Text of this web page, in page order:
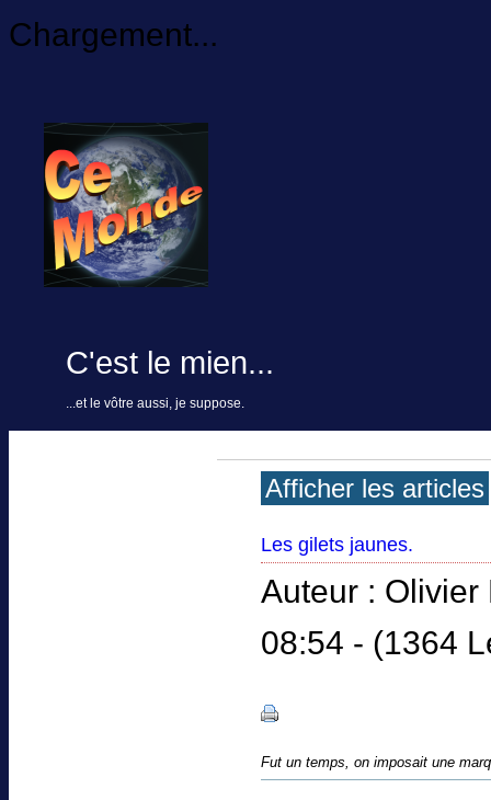
Chargement...
C'est le mien...
...et le vôtre aussi, je suppose.
Afficher les articles
Les gilets jaunes.
Auteur : Olivier
08:54 - (1364
Fut un temps, on imposait une